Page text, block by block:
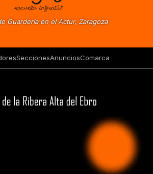
Guardería en el Actur, Zaragoza
SeccionesAnunciosComarca